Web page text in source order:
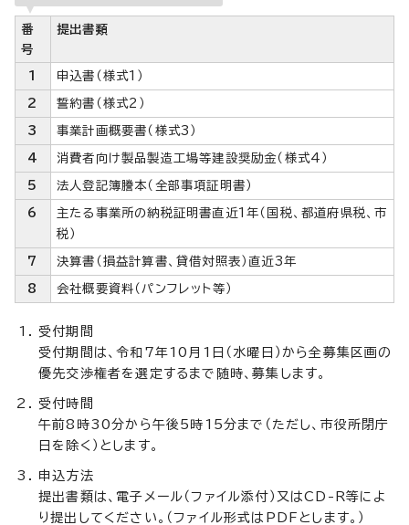
番
号
提出書類
1 申込書（様式1）
2 誓約書（様式2）
3 事業計画概要書（様式3）
4 消費者向け製品製造工場等建設奨励金（様式4）
5 法人登記簿謄本（全部事項証明書）
6
主たる事業所の納税証明書直近1年（国税、都道府県税、市
税）
7 決算書（損益計算書、貸借対照表）直近3年
8 会社概要資料（パンフレット等）
受付期間
受付期間は、令和7年10月1日（水曜日）から全募集区画の
優先交渉権者を選定するまで随時、募集します。
受付時間
午前8時30分から午後5時15分まで（ただし、市役所閉庁
日を除く）とします。
申込方法
提出書類は、電子メール（ファイル添付）又はCD-R等によ
り提出してください。（ファイル形式はPDFとします。）